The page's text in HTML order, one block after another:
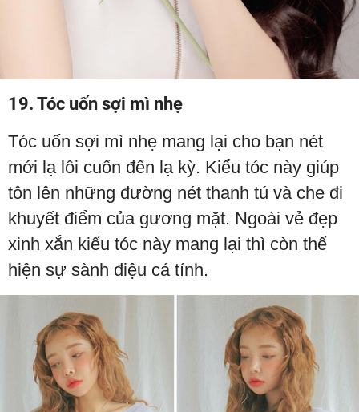
19. Tóc uốn sợi mì nhẹ
Tóc uốn sợi mì nhẹ mang lại cho bạn nét
mới lạ lôi cuốn đến lạ kỳ. Kiểu tóc này giúp
tôn lên những đường nét thanh tú và che đi
khuyết điểm của gương mặt. Ngoài vẻ đẹp
xinh xắn kiểu tóc này mang lại thì còn thể
hiện sự sành điệu cá tính.